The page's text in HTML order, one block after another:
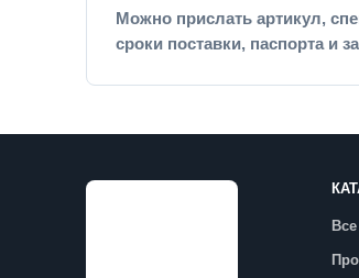
Можно прислать артикул,
сроки поставки, паспорта и